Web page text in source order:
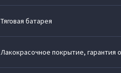
Тяговая батарея
Лакокрасочное покрытие, гарантия